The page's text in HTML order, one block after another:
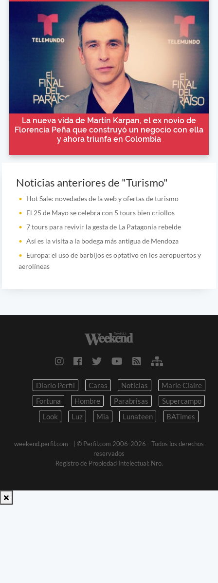
La nueva vida de Martín Karpan, el ex novio de
Florencia Peña que construyó un negocio con ella
y ahora triunfa en Colombia
Noticias anteriores de "Turismo"
Hot Sale: novedades de la web y ofertas de turismo
El 25 de Mayo se celebra con 5 tours bien criollos
7 tours para revivir la gesta de La Patagonia rebelde
Así es la visita a la bodega más antigua de Mendoza
Europa: el uso de barbijos es optativo en los aeropuertos y
aerolíneas
Diario Perfil Caras Noticias
Marie Claire
Fortuna
Hombre Parabrisas
Supercampo
Look
Luz Mia Lunateen BATimes
weekend.perfil.com -
| © Perfil.com 2006-2026 - Todos los derechos
reservados
Registro de Propiedad Intelectual: Nro.